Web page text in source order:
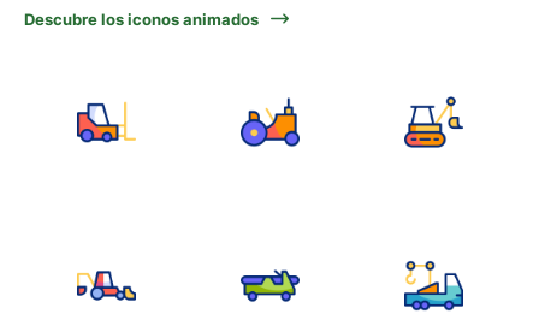
Descubre los iconos animados